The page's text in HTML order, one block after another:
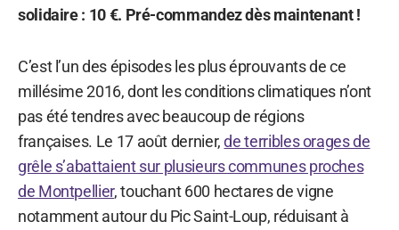
solidaire : 10 €. Pré-commandez dès maintenant !
C’est l’un des épisodes les plus éprouvants de ce
millésime 2016, dont les conditions climatiques n’ont
pas été tendres avec beaucoup de régions
françaises. Le 17 août dernier,de terribles orages de
grêle s’abattaient sur plusieurs communes proches
de Montpellier, touchant 600 hectares de vigne
notamment autour du Pic Saint-Loup, réduisant à